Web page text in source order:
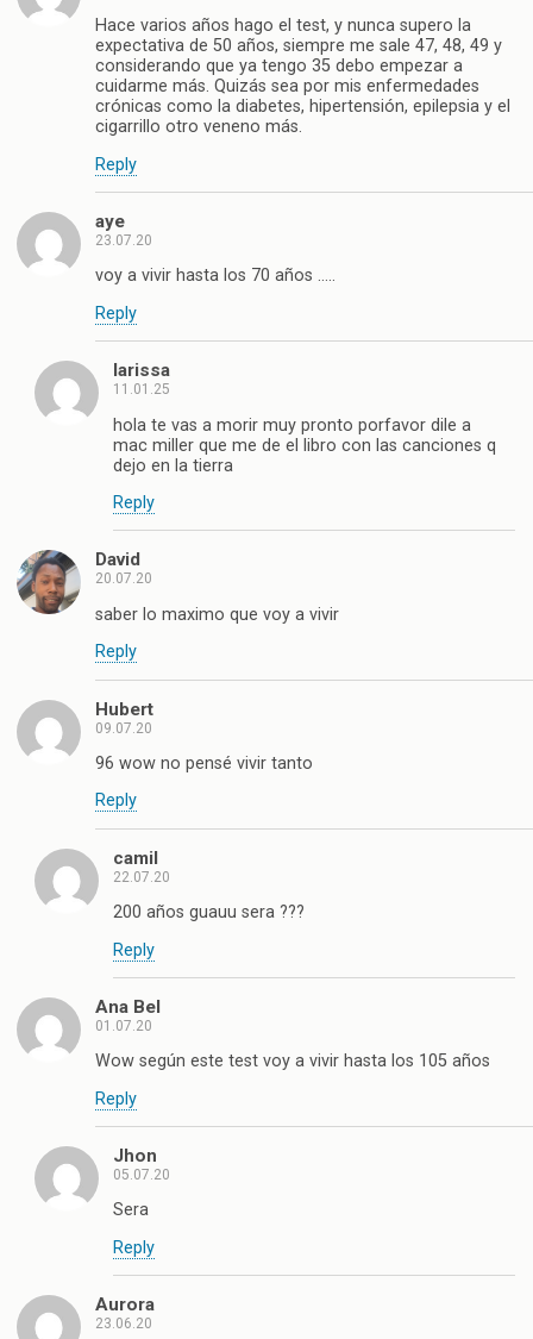
Hace varios años hago el test, y nunca supero la
expectativa de 50 años, siempre me sale 47, 48, 49 y
considerando que ya tengo 35 debo empezar a
cuidarme más. Quizás sea por mis enfermedades
crónicas como la diabetes, hipertensión, epilepsia y el
cigarrillo otro veneno más.
Reply
aye
23.07.20
voy a vivir hasta los 70 años …..
Reply
larissa
11.01.25
hola te vas a morir muy pronto porfavor dile a
mac miller que me de el libro con las canciones q
dejo en la tierra
Reply
David
20.07.20
saber lo maximo que voy a vivir
Reply
Hubert
09.07.20
96 wow no pensé vivir tanto
Reply
camil
22.07.20
200 años guauu sera ???
Reply
Ana Bel
01.07.20
Wow según este test voy a vivir hasta los 105 años
Reply
Jhon
05.07.20
Sera
Reply
Aurora
23.06.20